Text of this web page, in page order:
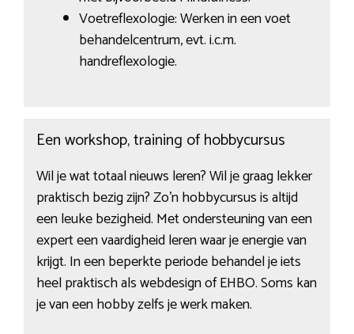
Voetreflexologie: Werken in een voet
behandelcentrum, evt. i.c.m.
handreflexologie.
Een workshop, training of hobbycursus
Wil je wat totaal nieuws leren? Wil je graag lekker
praktisch bezig zijn? Zo’n hobbycursus is altijd
een leuke bezigheid. Met ondersteuning van een
expert een vaardigheid leren waar je energie van
krijgt. In een beperkte periode behandel je iets
heel praktisch als webdesign of EHBO. Soms kan
je van een hobby zelfs je werk maken.